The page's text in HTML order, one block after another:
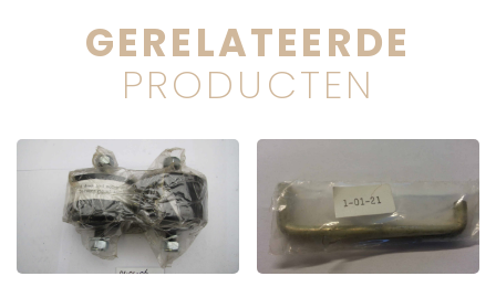
GERELATEERDE
PRODUCTEN